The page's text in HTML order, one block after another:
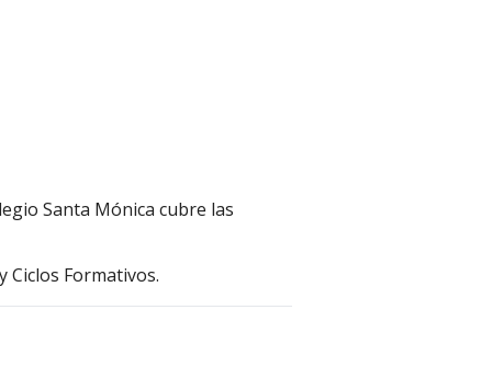
Santa Mónica cubre las
Ciclos Formativos.